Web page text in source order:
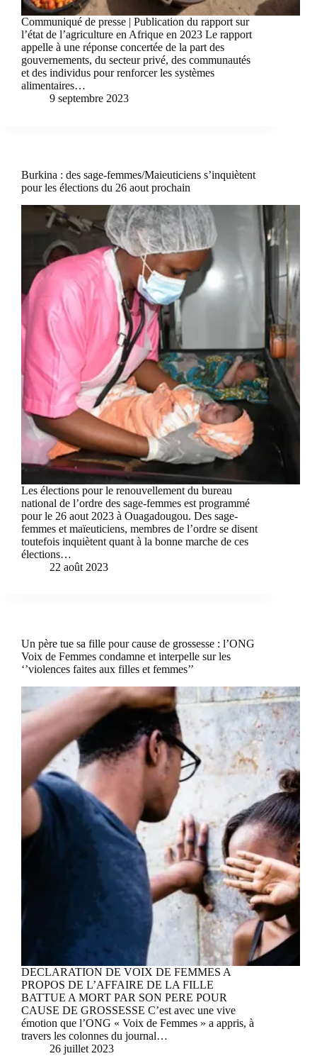
Communiqué de presse | Publication du rapport sur
l’état de l’agriculture en Afrique en 2023 Le rapport
appelle à une réponse concertée de la part des
gouvernements, du secteur privé, des communautés
et des individus pour renforcer les systèmes
alimentaires…
9 septembre 2023
Burkina : des sage-femmes/Maieuticiens s’inquiètent
pour les élections du 26 aout prochain
Les élections pour le renouvellement du bureau
national de l’ordre des sage-femmes est programmé
pour le 26 aout 2023 à Ouagadougou. Des sage-
femmes et maïeuticiens, membres de l’ordre se disent
toutefois inquiètent quant à la bonne marche de ces
élections…
22 août 2023
Un père tue sa fille pour cause de grossesse : l’ONG
Voix de Femmes condamne et interpelle sur les
‘’violences faites aux filles et femmes’’
DECLARATION DE VOIX DE FEMMES A
PROPOS DE L’AFFAIRE DE LA FILLE
BATTUE A MORT PAR SON PERE POUR
CAUSE DE GROSSESSE C’est avec une vive
émotion que l’ONG « Voix de Femmes » a appris, à
travers les colonnes du journal…
26 juillet 2023